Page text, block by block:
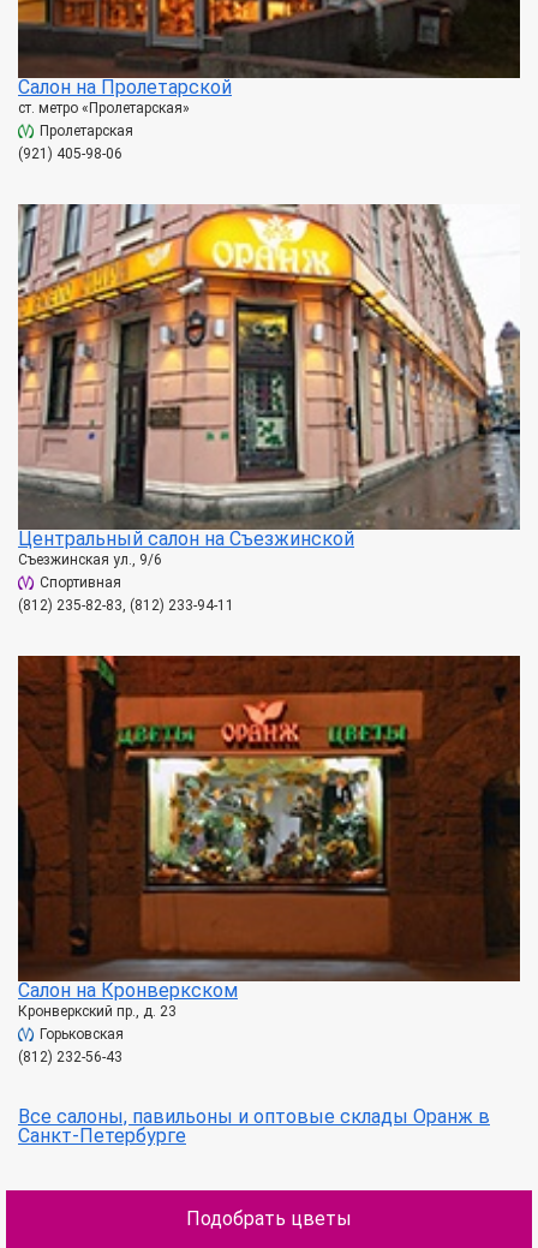
Салон на Пролетарской
ст. метро «Пролетарская»
Пролетарская
(921) 405-98-06
Центральный салон на Съезжинской
Съезжинская ул., 9/6
Спортивная
(812) 235-82-83, (812) 233-94-11
Салон на Кронверкском
Кронверкский пр., д. 23
Горьковская
(812) 232-56-43
Все салоны, павильоны и оптовые склады Оранж в
Санкт-Петербурге
Подобрать цветы